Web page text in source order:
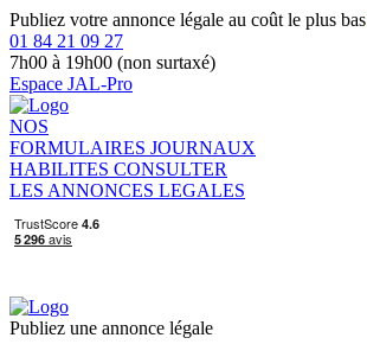
Publiez votre annonce légale au coût le plus bas
01 84 21 09 27
7h00 à 19h00 (non surtaxé)
Espace JAL-Pro
NOS
FORMULAIRES JOURNAUX
HABILITES CONSULTER
LES ANNONCES LEGALES
Publiez une annonce légale